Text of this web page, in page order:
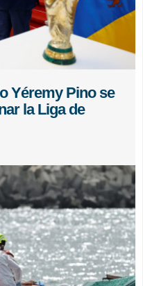
Yéremy Pino se
la Liga de